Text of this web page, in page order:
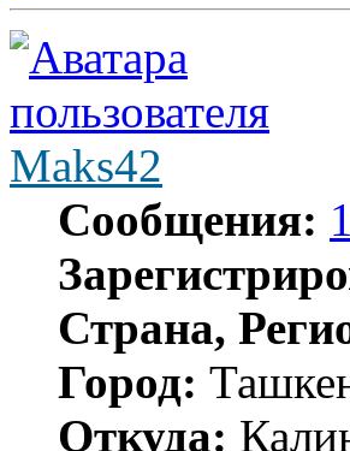
Maks42
Сообщения:
Страна,
Город:
Откуда: